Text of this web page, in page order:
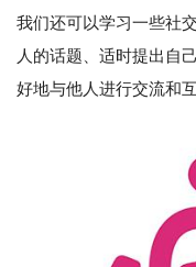
我们还可以学习一些社
人的话题、适时提出自
好地与他人进行交流和互